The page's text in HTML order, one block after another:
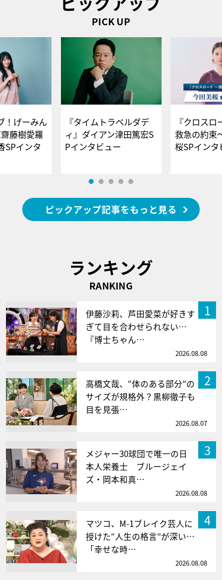
PICK UP
！げーみん
藤樹愛羅
SPインタ
『タイムトラベルダデ
ィ』ダイアン津田篤宏S
Pインタビュー
『クロス
救急の約束
桜SPイ
ピックアップ記事をもっと見る
ランキング
RANKING
1
伊藤沙莉、芦田愛菜が好きす
ぎて目を合わせられない…
『博士ちゃん…
2026.08.08
2
高橋文哉、“体のある部分”の
サイズが規格外？黒柳徹子も
目を見張…
2026.08.07
3
メジャー30球団で唯一の日
本人栄養士 ブルージェイ
ズ・岡本和真…
2026.08.08
4
マツコ、M-1ブレイク芸人に
授けた“人生の格言”が深い…
「幸せな時…
2026.08.08